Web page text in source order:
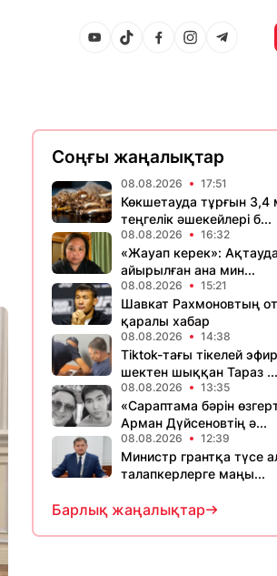
Соңғы жаңалықтар
08.08.2026 17:51
Көкшетауда тұрғын 3,4
теңгелік әшекейлері б...
08.08.2026 16:32
«Жауап керек»:
айырылған ана мин...
08.08.2026 15:21
Шавкат Рахмоновтың
қаралы хабар
08.08.2026 14:38
Tiktok-тағы тікелей
шектен шыққан Тараз ...
08.08.2026 13:35
«Сараптама бәрін
Арман Дүйсеновтің ә...
08.08.2026 12:39
Министр грантқа түсе
талапкерлерге маңы...
Барлық жаңалықтар